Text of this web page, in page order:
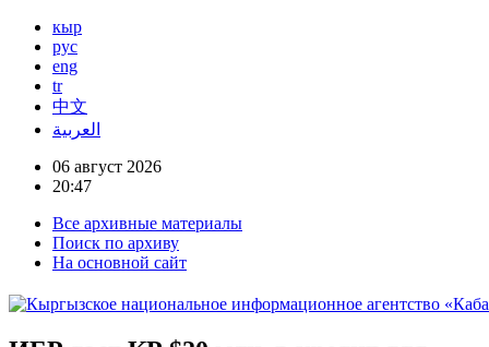
кыр
рус
eng
tr
中文
العربية
06 август 2026
20:47
Все архивные материалы
Поиск по архиву
На основной сайт